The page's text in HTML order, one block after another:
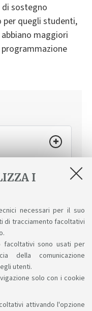
I
necessari per il suo
di tracciamento facoltativi
facoltativi sono usati per
della comunicazione
utenti.
solo con i cookie
attivando l'opzione
sostegno
per quegli studenti,
maggiori
di studi agli
come te, può